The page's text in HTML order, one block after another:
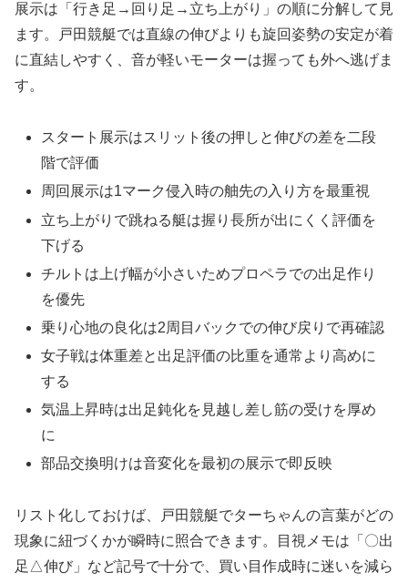
展示は「行き足→回り足→立ち上がり」の順に分解して見
ます。戸田競艇では直線の伸びよりも旋回姿勢の安定が着
に直結しやすく、音が軽いモーターは握っても外へ逃げま
す。
スタート展示はスリット後の押しと伸びの差を二段
階で評価
周回展示は1マーク侵入時の舳先の入り方を最重視
立ち上がりで跳ねる艇は握り長所が出にくく評価を
下げる
チルトは上げ幅が小さいためプロペラでの出足作り
を優先
乗り心地の良化は2周目バックでの伸び戻りで再確認
女子戦は体重差と出足評価の比重を通常より高めに
する
気温上昇時は出足鈍化を見越し差し筋の受けを厚め
に
部品交換明けは音変化を最初の展示で即反映
リスト化しておけば、戸田競艇でターちゃんの言葉がどの
現象に紐づくかが瞬時に照合できます。目視メモは「〇出
足△伸び」など記号で十分で、買い目作成時に迷いを減ら